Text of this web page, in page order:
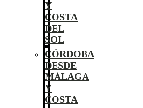
Y
COSTA
DEL
SOL
CÓRDOBA
DESDE
MÁLAGA
Y
COSTA